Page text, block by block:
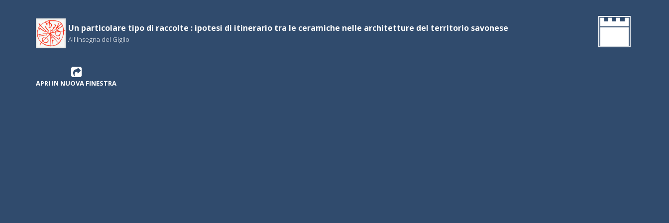
Un particolare tipo di raccolte : ipotesi di itinerario tra le ceramiche nelle architetture del territorio savonese
All'Insegna del Giglio
APRI IN NUOVA FINESTRA